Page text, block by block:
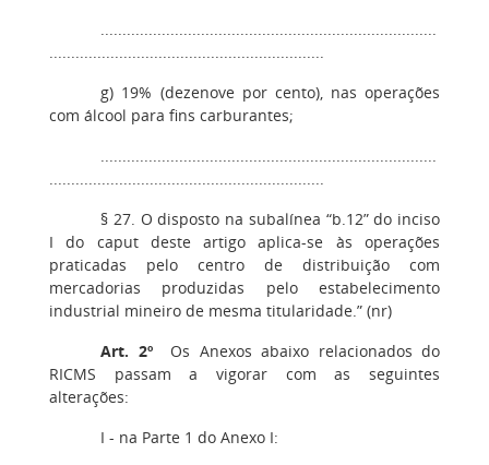
.............................................................................
...............................................................
g) 19% (dezenove por cento), nas operações
com álcool para fins carburantes;
.............................................................................
...............................................................
§ 27. O disposto na subalínea “b.12” do inciso
I do caput deste artigo aplica-se às operações
praticadas pelo centro de distribuição com
mercadorias produzidas pelo estabelecimento
industrial mineiro de mesma titularidade.” (nr)
Art. 2ºOs Anexos abaixo relacionados do
RICMS passam a vigorar com as seguintes
alterações:
I - na Parte 1 do Anexo I: